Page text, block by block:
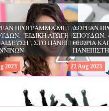
ΜΕΤΑΠΤΥΧΙΑΚΩΝ
ΑΓΩΓΗ ΚΑΙ
ΠΑΝΕΠΙΣΤΗΜΙΟ